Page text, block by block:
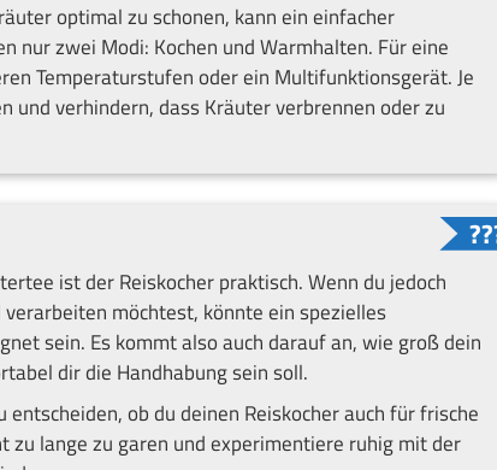
optimal zu schonen, kann ein einfacher
nur zwei Modi: Kochen und Warmhalten. Für eine
Temperaturstufen oder ein Multifunktionsgerät. Je
und verhindern, dass Kräuter verbrennen oder zu
ist der Reiskocher praktisch. Wenn du jedoch
möchtest, könnte ein spezielles
sein. Es kommt also auch darauf an, wie groß dein
dir die Handhabung sein soll.
ob du deinen Reiskocher auch für frische
lange zu garen und experimentiere ruhig mit der